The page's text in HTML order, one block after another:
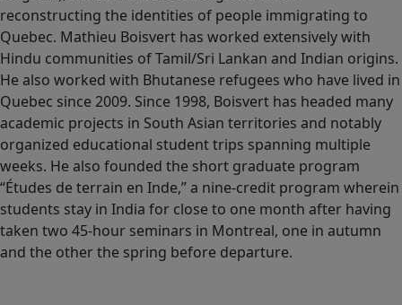
reconstructing the identities of people immigrating to
Quebec. Mathieu Boisvert has worked extensively with
Hindu communities of Tamil/Sri Lankan and Indian origins.
He also worked with Bhutanese refugees who have lived in
Quebec since 2009. Since 1998, Boisvert has headed many
academic projects in South Asian territories and notably
organized educational student trips spanning multiple
weeks. He also founded the short graduate program
“Études de terrain en Inde,” a nine-credit program wherein
students stay in India for close to one month after having
taken two 45-hour seminars in Montreal, one in autumn
and the other the spring before departure.